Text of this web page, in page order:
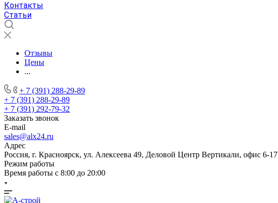
Контакты
Статьи
Отзывы
Цены
...
+ 7 (391) 288-29-89
+ 7 (391) 288-29-89
+ 7 (391) 292-79-32
Заказать звонок
E-mail
sales@alx24.ru
Адрес
Россия, г. Красноярск, ул. Алексеева 49, Деловой Центр Вертикали, офис 6-17
Режим работы
Время работы с 8:00 до 20:00